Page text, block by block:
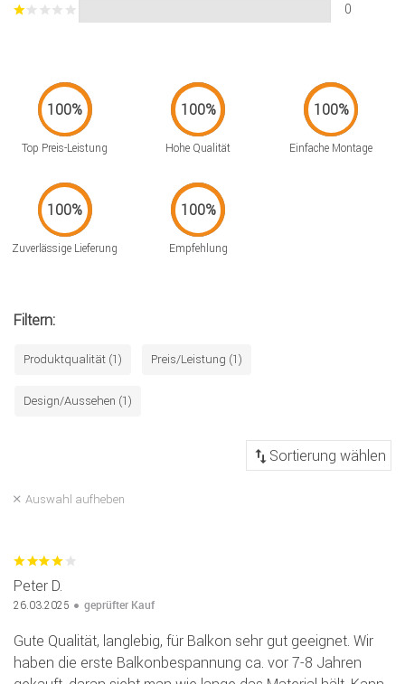
0
Top Preis-Leistung Hohe Qualität Einfache Montage
Zuverlässige Lieferung Empfehlung
Filtern:
Produktqualität (1) Preis/Leistung (1)
Design/Aussehen (1)
Auswahl aufheben
Peter D.
26.03.2025 geprüfter Kauf
Gute Qualität, langlebig, für Balkon sehr gut geeignet. Wir
haben die erste Balkonbespannung ca. vor 7-8 Jahren